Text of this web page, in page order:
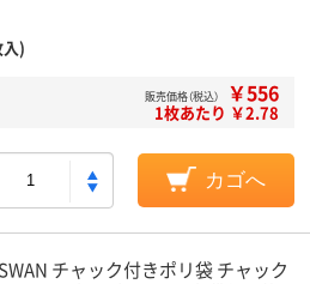
)
販売価格（税込） ￥556
1枚あたり ￥2.78
カゴへ
チャック付きポリ袋 チャック